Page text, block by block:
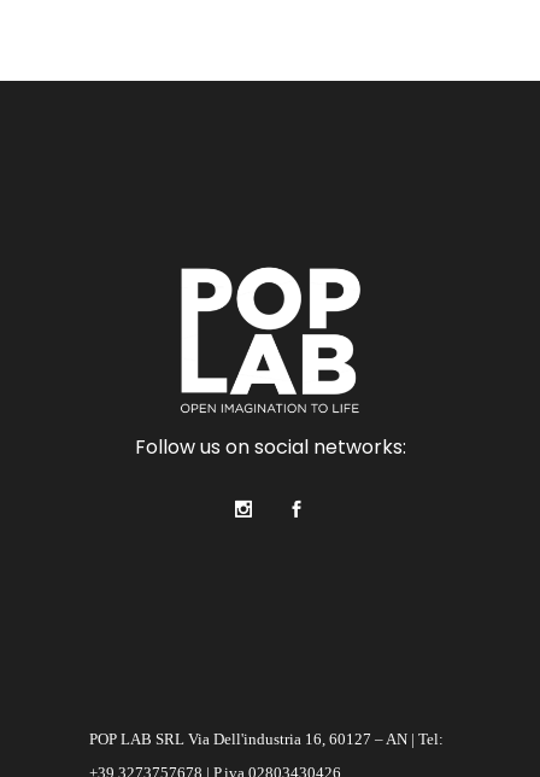
Follow us on social networks:
POP LAB SRL Via Dell'industria 16, 60127 – AN | Tel:
+39 3273757678 | P.iva 02803430426